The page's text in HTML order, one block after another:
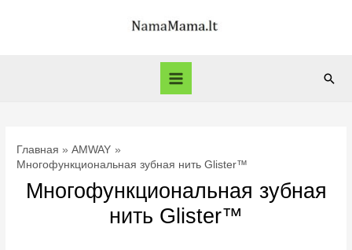
Main
Главная
AMWAY
Многофункциональная зубная нить Glister™
Многофункциональная зубная
нить Glister™